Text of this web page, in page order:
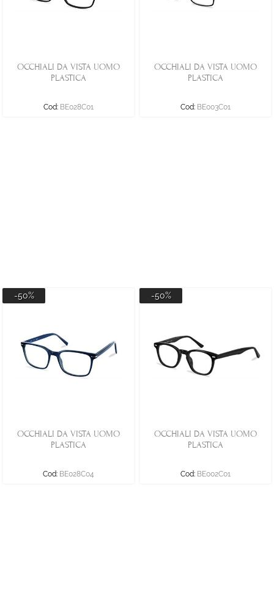
OCCHIALI DA VISTA UOMO
PLASTICA
Cod: BE028C01
OCCHIALI DA VISTA UOMO
PLASTICA
Cod: BE003C01
-50%
OCCHIALI DA VISTA UOMO
PLASTICA
Cod: BE028C04
-50%
OCCHIALI DA VISTA UOMO
PLASTICA
Cod: BE002C01